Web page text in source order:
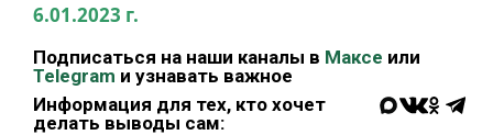
6.01.2023 г.
Подписаться на наши каналы в Максе или
Telegram и узнавать важное
Информация для тех, кто хочет
делать выводы сам: